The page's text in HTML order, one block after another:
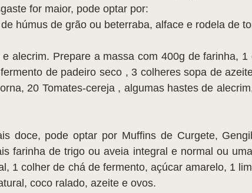
for maior, pode optar por:
húmus de grão ou beterraba, alface e rodela de
alecrim. Prepare a massa com 400g de farinha,
de padeiro seco , 3 colheres sopa de
20 Tomates-cereja , algumas hastes de
doce, pode optar por Muffins de Curgete,
farinha de trigo ou aveia integral e normal ou
1 colher de chá de fermento, açúcar amarelo, 1
coco ralado, azeite e ovos.